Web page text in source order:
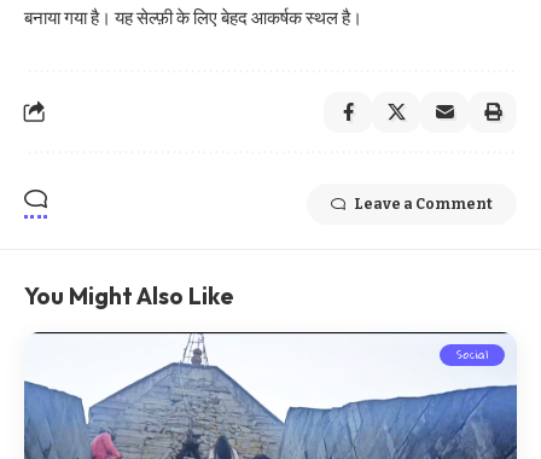
बनाया गया है। यह सेल्फ़ी के लिए बेहद आकर्षक स्थल है।
Leave a Comment
You Might Also Like
Social